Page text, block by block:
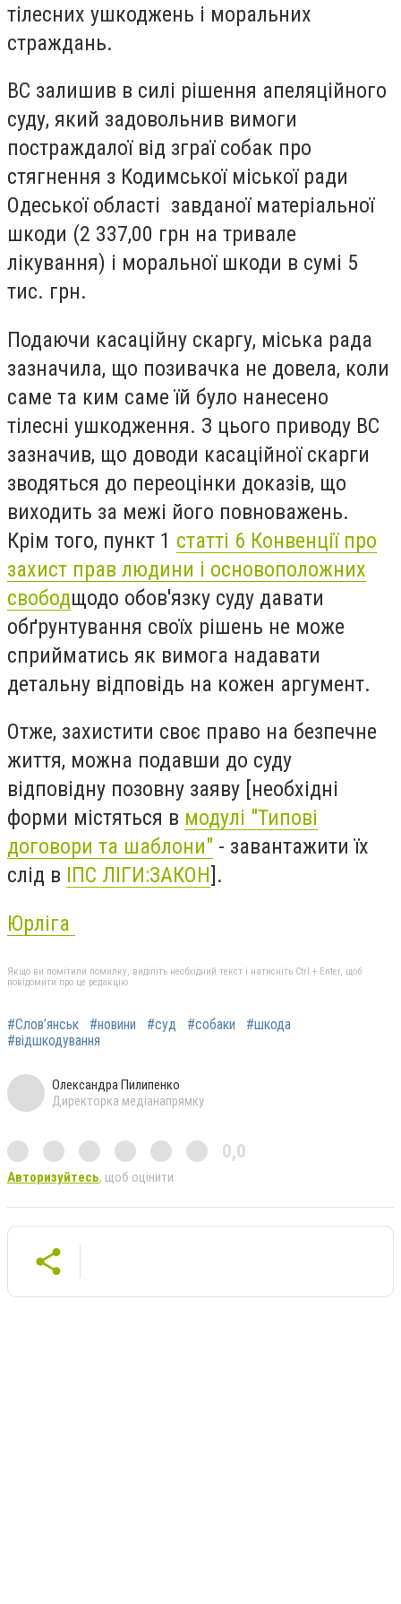
тілесних ушкоджень і моральних
страждань.
ВС залишив в силі рішення апеляційного
суду, який задовольнив вимоги
постраждалої від зграї собак про
стягнення з Кодимської міської ради
Одеської області завданої матеріальної
шкоди (2 337,00 грн на тривале
лікування) і моральної шкоди в сумі 5
тис. грн.
Подаючи касаційну скаргу, міська рада
зазначила, що позивачка не довела, коли
саме та ким саме їй було нанесено
тілесні ушкодження. З цього приводу ВС
зазначив, що доводи касаційної скарги
зводяться до переоцінки доказів, що
виходить за межі його повноважень.
Крім того, пункт 1 статті 6 Конвенції про
захист прав людини і основоположних
свободщодо обов'язку суду давати
обґрунтування своїх рішень не може
сприйматись як вимога надавати
детальну відповідь на кожен аргумент.
Отже, захистити своє право на безпечне
життя, можна подавши до суду
відповідну позовну заяву [необхідні
форми містяться в модулі "Типові
договори та шаблони" - завантажити їх
слід в ІПС ЛІГИ:ЗАКОН].
Юрліга
Якщо ви помітили помилку, виділіть необхідний текст і натисніть Ctrl + Enter, щоб
повідомити про це редакцію
#Слов’янськ #новини #суд #собаки
#шкода
#відшкодування
Олександра Пилипенко
Директорка медіанапрямку
0,0
Авторизуйтесь, щоб оцінити